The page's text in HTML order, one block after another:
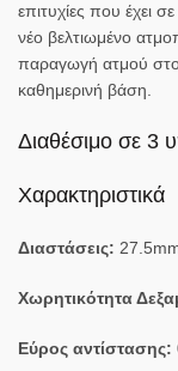
επιτυχίες που έχει
νέο βελτιωμένο
παραγωγή ατμού
καθημερινή βάση.
Διαθέσιμο σε 3
Χαρακτηριστικά
Διαστάσεις:
Χωρητικότητα
Εύρος αντίστασης: